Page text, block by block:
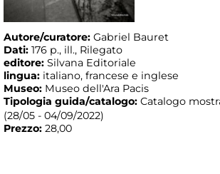
Autore/curatore: Gabriel Bauret
Dati: 176 p., ill., Rilegato
editore: Silvana Editoriale
lingua: italiano, francese e inglese
Museo: Museo dell'Ara Pacis
Tipologia guida/catalogo: Catalogo
(28/05 - 04/09/2022)
Prezzo: 28,00